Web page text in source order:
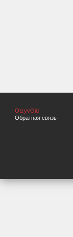
OtzyvGid
Обратная связь